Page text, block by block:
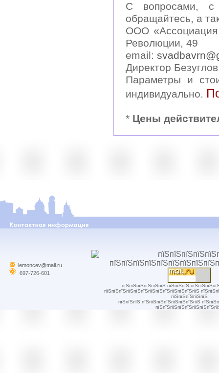
С вопросами, с
обращайтесь, а
ООО
Революции, 49
email:
Директор
Параметры и
индивидуально.
* Цены
lemoncev@mail.ru
697-726-601
пїЅпїЅпїЅпїЅпїЅпїЅ пїЅпїЅпїЅ
пїЅпїЅпїЅпїЅпїЅпїЅпїЅпїЅпїЅпїЅпїЅпїЅпїЅ
пїЅпїЅпїЅпїЅпїЅ
пїЅпїЅпїЅ пїЅпїЅпїЅпїЅпїЅпїЅпїЅпїЅ